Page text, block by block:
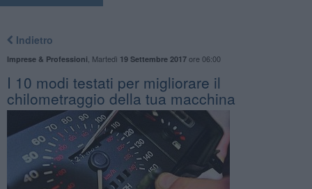
Indietro
Imprese & Professioni Martedì 19 Settembre 2017ore 06:00
I 10 modi testati per migliorare il
chilometraggio della tua macchina